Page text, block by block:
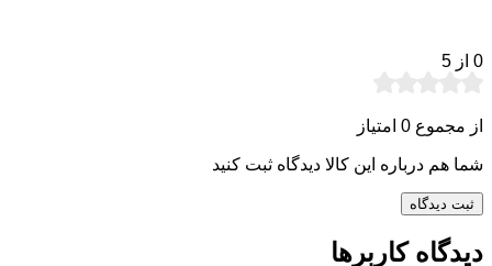
0 از 5
از مجموع 0 امتیاز
شما هم درباره این کالا دیدگاه ثبت کنید
ثبت دیدگاه
دیدگاه کاربرها